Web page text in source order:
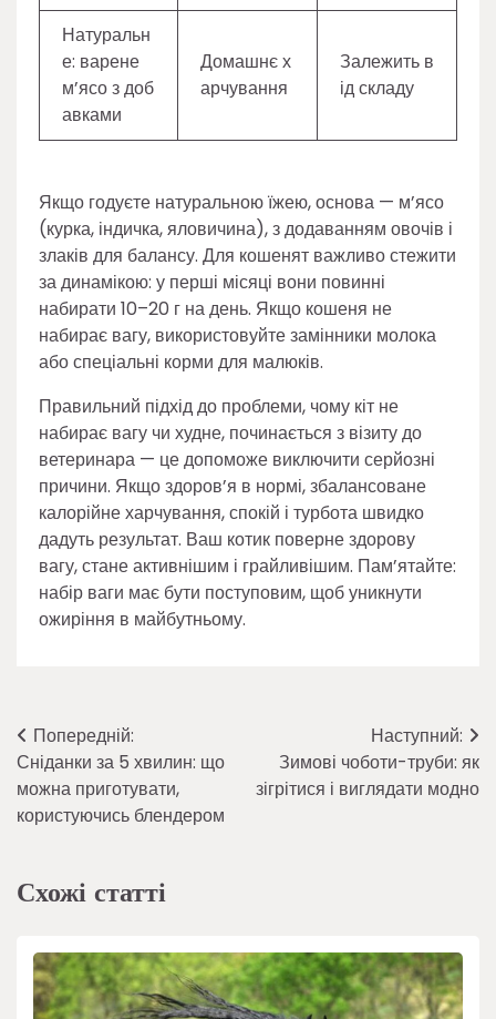
Натуральн
е: варене
м’ясо з доб
авками
Домашнє х
арчування
Залежить в
ід складу
Якщо годуєте натуральною їжею, основа — м’ясо
(курка, індичка, яловичина), з додаванням овочів і
злаків для балансу. Для кошенят важливо стежити
за динамікою: у перші місяці вони повинні
набирати 10–20 г на день. Якщо кошеня не
набирає вагу, використовуйте замінники молока
або спеціальні корми для малюків.
Правильний підхід до проблеми, чому кіт не
набирає вагу чи худне, починається з візиту до
ветеринара — це допоможе виключити серйозні
причини. Якщо здоров’я в нормі, збалансоване
калорійне харчування, спокій і турбота швидко
дадуть результат. Ваш котик поверне здорову
вагу, стане активнішим і грайливішим. Пам’ятайте:
набір ваги має бути поступовим, щоб уникнути
ожиріння в майбутньому.
Навігація
записів
Попередній:
Сніданки за 5 хвилин: що
можна приготувати,
користуючись блендером
Наступний:
Зимові чоботи-труби: як
зігрітися і виглядати модно
Схожі статті